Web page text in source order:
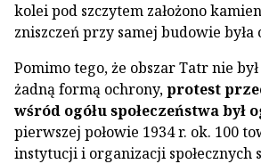
kolei pod szczytem założono
zniszczeń przy samej budowie była
Pomimo tego, że obszar Tatr nie
żadną formą ochrony,protest
wśród ogółu społeczeństwa był
pierwszej połowie 1934 r. ok. 100
instytucji i organizacji społecznych